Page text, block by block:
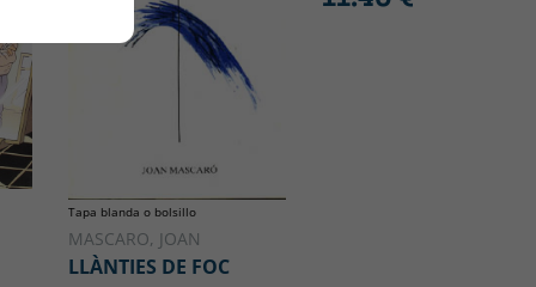
Tapa blanda o bolsillo
MASCARO, JOAN
LLÀNTIES DE FOC